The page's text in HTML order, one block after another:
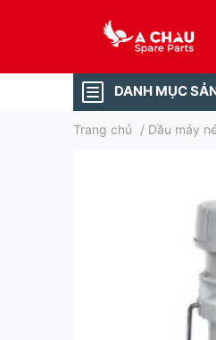
DANH MỤC
Trang chủ / Dầu máy